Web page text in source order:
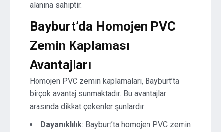
alanına sahiptir.
Bayburt’da Homojen PVC
Zemin Kaplaması
Avantajları
Homojen PVC zemin kaplamaları, Bayburt’ta
birçok avantaj sunmaktadır. Bu avantajlar
arasında dikkat çekenler şunlardır:
Dayanıklılık: Bayburt’ta homojen PVC zemin